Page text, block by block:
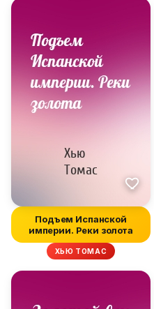
Подъем Испанской
империи. Реки золота
ХЬЮ ТОМАС